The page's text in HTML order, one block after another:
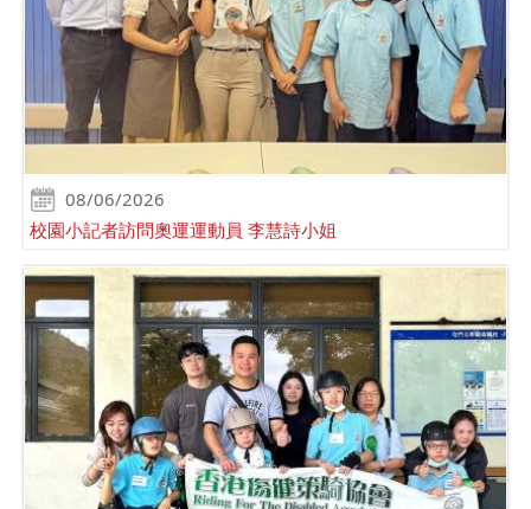
08/06/2026
校園小記者訪問奧運運動員 李慧詩小姐